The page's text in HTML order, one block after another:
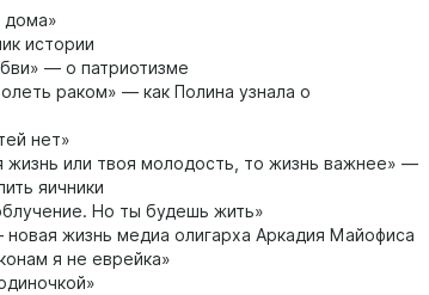
дома»
истории
— о патриотизме
раком» — как Полина узнала о
нет»
жизнь или твоя молодость, то жизнь важнее» —
яичники
Но ты будешь жить»
новая жизнь медиа олигарха Аркадия Майофиса
я не еврейка»